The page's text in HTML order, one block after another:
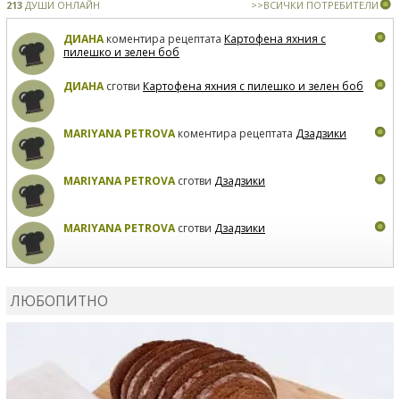
213 ДУШИ ОНЛАЙН >>ВСИЧКИ ПОТРЕБИТЕЛИ
ДИАНАкоментира рецептата Картофена яхния с
пилешко и зелен боб
ДИАНАсготви Картофена яхния с пилешко и зелен боб
MARIYANA PETROVAкоментира рецептата Дзадзики
MARIYANA PETROVAсготви Дзадзики
MARIYANA PETROVAсготви Дзадзики
ЛЮБОПИТНО